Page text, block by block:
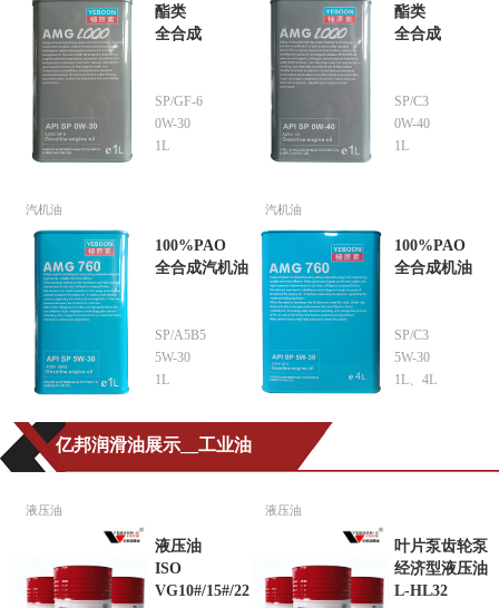
酯类
全合成
SP/GF-6
0W-30
1L
酯类
全合成
SP/C3
0W-40
1L
汽机油
100%PAO
全合成汽机油
SP/A5B5
5W-30
1L
汽机油
100%PAO
全合成机油
SP/C3
5W-30
1L、4L
亿邦润滑油展示__工业油
液压油
液压油
ISO
VG10#/15#/22
液压油
叶片泵齿轮泵
经济型液压油
L-HL32